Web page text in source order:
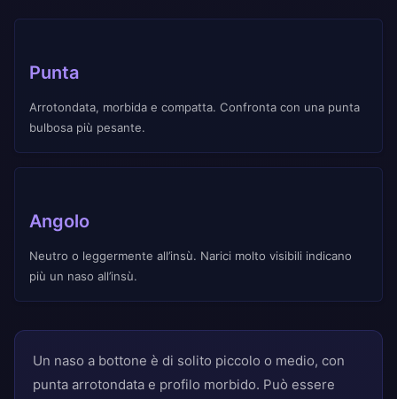
Punta
Arrotondata, morbida e compatta. Confronta con una punta
bulbosa più pesante.
Angolo
Neutro o leggermente all’insù. Narici molto visibili indicano
più un naso all’insù.
Un naso a bottone è di solito piccolo o medio, con
punta arrotondata e profilo morbido. Può essere